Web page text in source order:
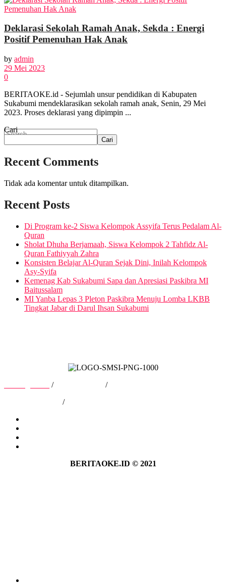
EKBIS
OPINI
FOTO
VIDEO
No Result
Deklarasi Sekolah Ramah Anak, Sekda : Energi
Positif Pemenuhan Hak Anak
by admin
29 Mei 2023
0
BERITAOKE.id - Sejumlah unsur pendidikan di Kabupaten
Sukabumi mendeklarasikan sekolah ramah anak, Senin, 29 Mei
2023. Proses deklarasi yang dipimpin ...
Cari
Cari
Recent Comments
Tidak ada komentar untuk ditampilkan.
Recent Posts
Di Program ke-2 Siswa Kelompok Assyifa Terus Pedalam Al-
Quran
Sholat Dhuha Berjamaah, Siswa Kelompok 2 Tahfidz Al-
Quran Fathiyyah Zahra
Konsisten Belajar Al-Quran Sejak Dini, Inilah Kelompok
Asy-Syifa
Kemenag Kab Sukabumi Sapa dan Apresiasi Paskibra MI
Baitussalam
MI Yanba Lepas 3 Pleton Paskibra Menuju Lomba LKBB
Tingkat Jabar di Darul Ihsan Sukabumi
/
/
/
BERITAOKE.ID © 2021